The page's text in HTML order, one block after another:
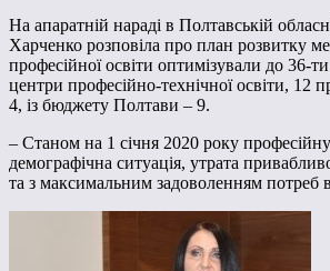
На апаратній нараді в Полтавській
Харченко розповіла про план розвитку
професійної освіти оптимізували до
центри професійно-технічної освіти, 12
4, із бюджету Полтави – 9.
– Станом на 1 січня 2020 року
демографічна ситуація, утрата
та з максимальним задоволенням потреб